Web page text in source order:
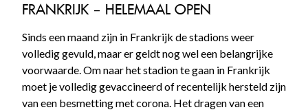
FRANKRIJK – HELEMAAL OPEN
Sinds een maand zijn in Frankrijk de stadions weer
volledig gevuld, maar er geldt nog wel een belangrijke
voorwaarde. Om naar het stadion te gaan in Frankrijk
moet je volledig gevaccineerd of recentelijk hersteld zijn
van een besmetting met corona. Het dragen van een